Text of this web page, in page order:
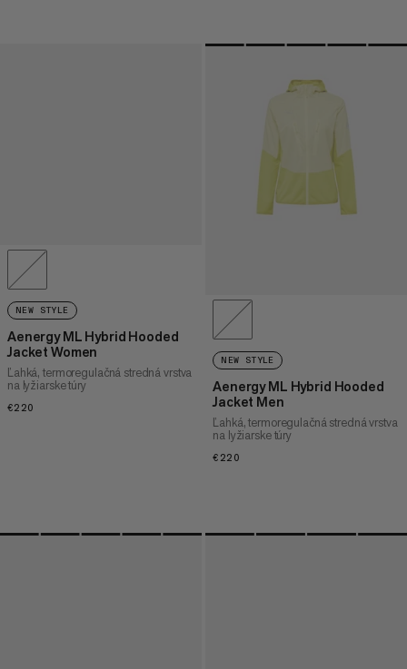
NEW STYLE
Aenergy ML Hybrid Hooded
Jacket Women
Ľahká, termoregulačná stredná vrstva
na lyžiarske túry
€220
NEW STYLE
Aenergy ML Hybrid Hooded
Jacket Men
Ľahká, termoregulačná stredná vrstva
na lyžiarske túry
€220